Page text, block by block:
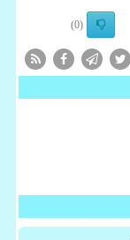
(0)